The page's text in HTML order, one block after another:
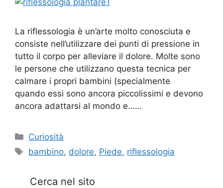
La riflessologia è un’arte molto conosciuta e
consiste nell’utilizzare dei punti di pressione in
tutto il corpo per alleviare il dolore. Molte sono
le persone che utilizzano questa tecnica per
calmare i propri bambini (specialmente
quando essi sono ancora piccolissimi e devono
ancora adattarsi al mondo e……
Categorie
Curiosità
Tag
bambino, dolore, Piede, riflessologia
Cerca nel sito